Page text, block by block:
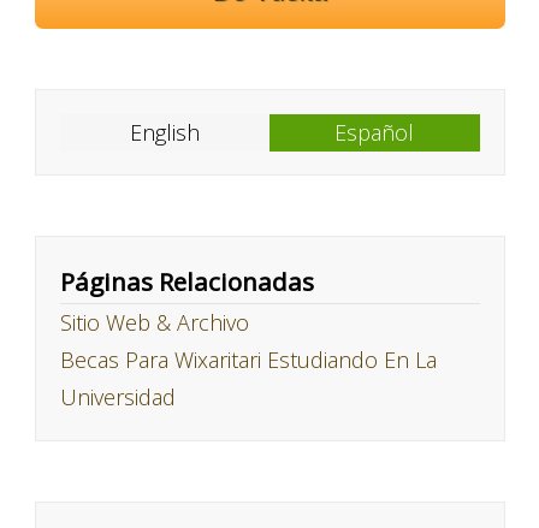
English Español
Páginas Relacionadas
Sitio Web & Archivo
Becas Para Wixaritari Estudiando En La
Universidad